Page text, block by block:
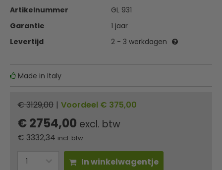
Artikelnummer
GL 931
Garantie
1 jaar
Levertijd
2 - 3 werkdagen
Made in Italy
€ 3129,00 | Voordeel € 375,00
€ 2754,00 excl. btw
€ 3332,34 incl. btw
In winkelwagentje